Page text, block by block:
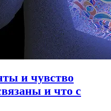
и чувство
и что с